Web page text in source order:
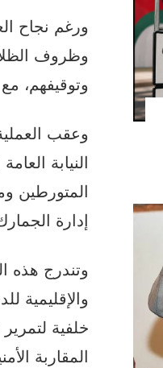
ورغم نجاح
وظروف
وتوقيفهم،
وعقب
النيابة
المتورطين
إدارة
وتندرج هذه
والإقليمية
خلفية
المقاربة